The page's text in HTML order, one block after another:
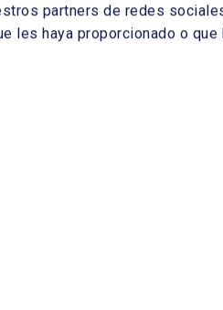
partners de redes
les haya proporcionado o